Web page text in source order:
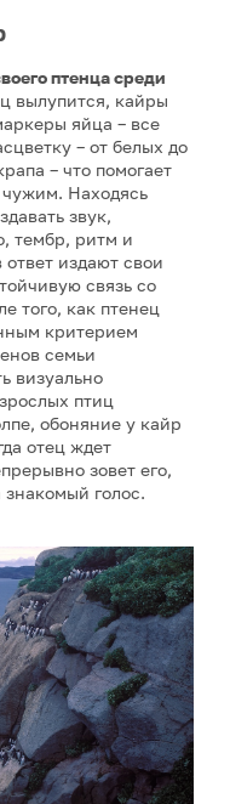
птенца среди
вылупится, кайры
яйца – все
– от белых до
– что помогает
чужим. Находясь
звук,
тембр, ритм и
издают свои
связь со
того, как птенец
критерием
семьи
визуально
птиц
обоняние у кайр
отец ждет
зовет его,
знакомый голос.